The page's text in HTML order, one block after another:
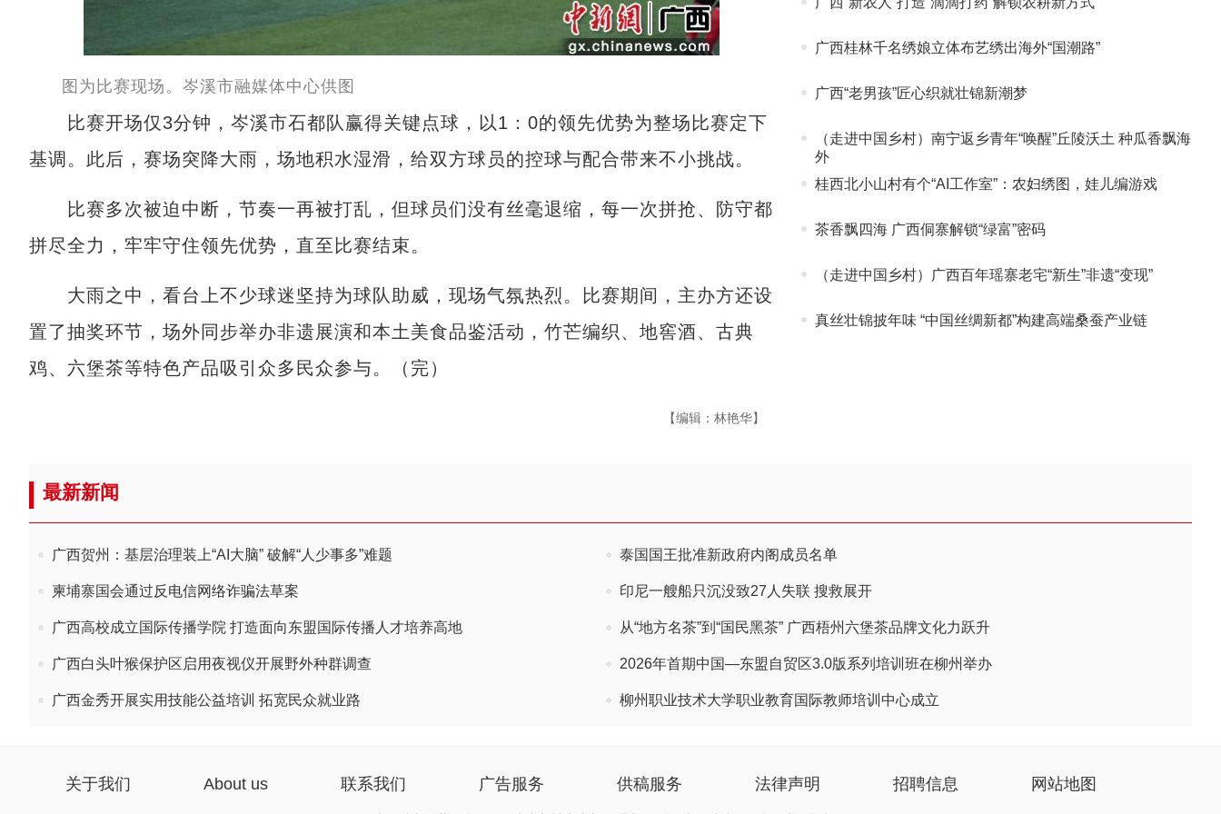
图为比赛现场。岑溪市融媒体中心供图
比赛开场仅3分钟，岑溪市石都队赢得关键点球，以1：0的领先优势为整场比赛定下
基调。此后，赛场突降大雨，场地积水湿滑，给双方球员的控球与配合带来不小挑战。
比赛多次被迫中断，节奏一再被打乱，但球员们没有丝毫退缩，每一次拼抢、防守都
拼尽全力，牢牢守住领先优势，直至比赛结束。
大雨之中，看台上不少球迷坚持为球队助威，现场气氛热烈。比赛期间，主办方还设
置了抽奖环节，场外同步举办非遗展演和本土美食品鉴活动，竹芒编织、地窖酒、古典
鸡、六堡茶等特色产品吸引众多民众参与。（完）
【编辑：林艳华】
广西桂林千名绣娘立体布艺绣出海外“国潮路”
广西“老男孩”匠心织就壮锦新潮梦
（走进中国乡村）南宁返乡青年“唤醒”丘陵沃土 种瓜香飘海
外
桂西北小山村有个“AI工作室”：农妇绣图，娃儿编游戏
茶香飘四海 广西侗寨解锁“绿富”密码
（走进中国乡村）广西百年瑶寨老宅“新生”非遗“变现”
真丝壮锦披年味 “中国丝绸新都”构建高端桑蚕产业链
最新新闻
广西贺州：基层治理装上“AI大脑” 破解“人少事多”难题 泰国国王批准新政府内阁成员名单
柬埔寨国会通过反电信网络诈骗法草案 印尼一艘船只沉没致27人失联 搜救展开
广西高校成立国际传播学院 打造面向东盟国际传播人才培养高地 从“地方名茶”到“国民黑茶” 广西梧州六堡茶品牌文化力跃升
广西白头叶猴保护区启用夜视仪开展野外种群调查 2026年首期中国—东盟自贸区3.0版系列培训班在柳州举办
广西金秀开展实用技能公益培训 拓宽民众就业路 柳州职业技术大学职业教育国际教师培训中心成立
关于我们 About us 联系我们 广告服务 供稿服务 法律声明 招聘信息 网站地图